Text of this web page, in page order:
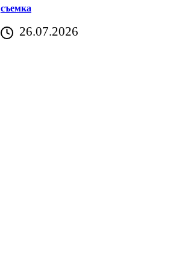
съемка
26.07.2026